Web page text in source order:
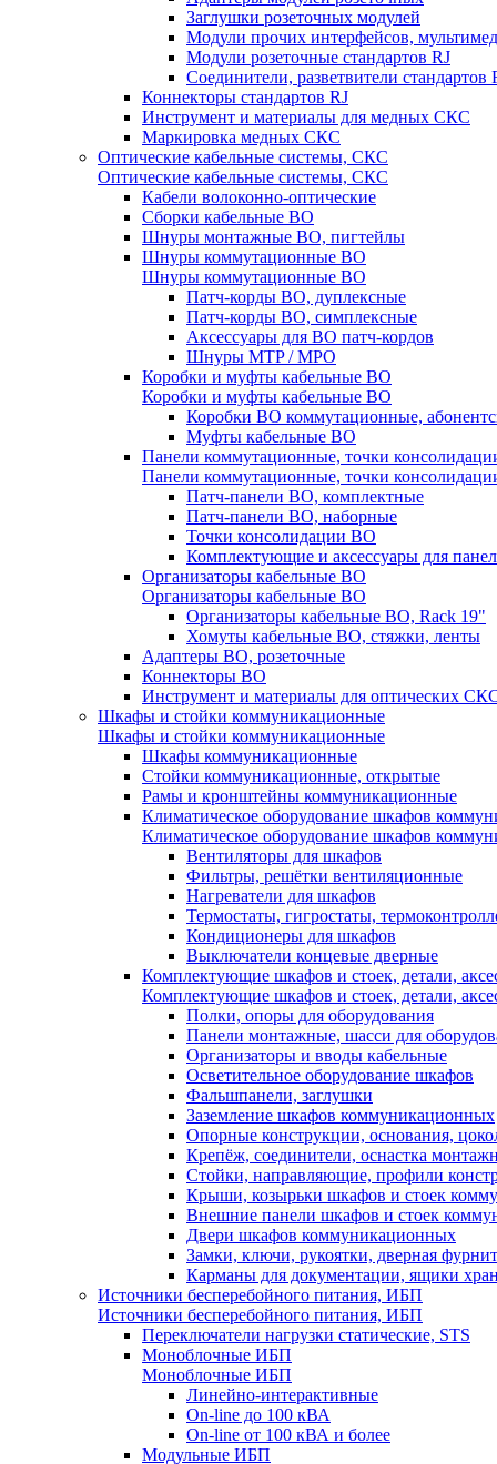
Заглушки розеточных модулей
Модули прочих интерфейсов,
Модули розеточные стандартов RJ
Соединители, разветвители стандартов
Коннекторы стандартов RJ
Инструмент и материалы для медных СКС
Маркировка медных СКС
Оптические кабельные системы, СКС
Оптические кабельные системы, СКС
Кабели волоконно-оптические
Сборки кабельные ВО
Шнуры монтажные ВО, пигтейлы
Шнуры коммутационные ВО
Шнуры коммутационные ВО
Патч-корды ВО, дуплексные
Патч-корды ВО, симплексные
Аксессуары для ВО патч-кордов
Шнуры MTP / MPO
Коробки и муфты кабельные ВО
Коробки и муфты кабельные ВО
Коробки ВО коммутационные,
Муфты кабельные ВО
Панели коммутационные, точки
Панели коммутационные, точки
Патч-панели ВО, комплектные
Патч-панели ВО, наборные
Точки консолидации ВО
Комплектующие и аксессуары для
Организаторы кабельные ВО
Организаторы кабельные ВО
Организаторы кабельные ВО, Rack 19"
Хомуты кабельные ВО, стяжки, ленты
Адаптеры ВО, розеточные
Коннекторы ВО
Инструмент и материалы для оптических
Шкафы и стойки коммуникационные
Шкафы и стойки коммуникационные
Шкафы коммуникационные
Стойки коммуникационные, открытые
Рамы и кронштейны коммуникационные
Климатическое оборудование шкафов
Климатическое оборудование шкафов
Вентиляторы для шкафов
Фильтры, решётки вентиляционные
Нагреватели для шкафов
Термостаты, гигростаты,
Кондиционеры для шкафов
Выключатели концевые дверные
Комплектующие шкафов и стоек, детали,
Комплектующие шкафов и стоек, детали,
Полки, опоры для оборудования
Панели монтажные, шасси для
Организаторы и вводы кабельные
Осветительное оборудование шкафов
Фальшпанели, заглушки
Заземление шкафов коммуникационных
Опорные конструкции, основания,
Крепёж, соединители, оснастка
Стойки, направляющие, профили
Крыши, козырьки шкафов и стоек
Внешние панели шкафов и стоек
Двери шкафов коммуникационных
Замки, ключи, рукоятки, дверная
Карманы для документации, ящики
Источники бесперебойного питания, ИБП
Источники бесперебойного питания, ИБП
Переключатели нагрузки статические, STS
Моноблочные ИБП
Моноблочные ИБП
Линейно-интерактивные
On-line до 100 кВА
On-line от 100 кВА и более
Модульные ИБП